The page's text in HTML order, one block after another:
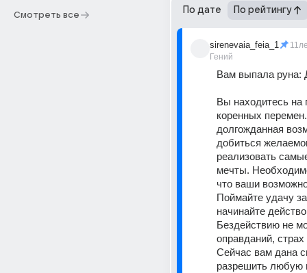
Смотреть все По дате По рейтингу
sirenevaia_feia_1
Гений
Вам выпала руна:
Вы находитесь на
коренных
долгожданная
добиться
реализовать
мечты.
что ваши
Поймайте удачу
начинайте
Бездействию не
оправданий,
Сейчас вам дана
разрешить любую